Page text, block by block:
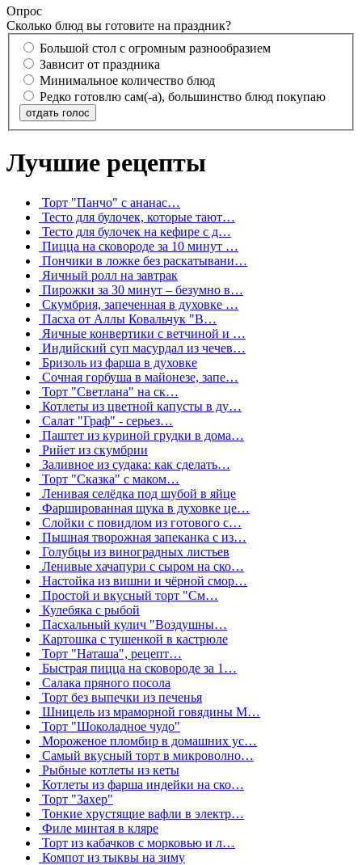
Опрос
Сколько блюд вы готовите на праздник?
Большой стол с огромным разнообразием
Зависит от праздника
Минимальное количество блюд
Редко готовлю сам(-а), большинство блюд покупаю
отдать голос
Лучшие рецепты
Торт "Панчо" с ананас…
Тесто для булочек, которые тают…
Тесто для булочек на кефире с д…
Пицца на сковороде за 10 минут …
Пончики в ложке без раскатывани…
Яичный ролл на завтрак
Пирожки за 30 минут – безумно в…
Скумбрия, запеченная в духовке …
Пасха от Аллы Ковальчук "В…
Яичные конвертики с ветчиной и …
Индийский суп масурдал из чечев…
Бризоль из фарша в духовке
Сочная горбуша в майонезе, запе…
Торт "Светлана" на ск…
Котлеты из цветной капусты в ду…
Салат "Граф" - серьез…
Паштет из куриной грудки в дома…
Рийет из скумбрии
Заливное из судака: как сделать…
Торт "Сказка" с маком…
Ленивая селёдка под шубой в яйце
Фаршированная щука в духовке це…
Слойки с повидлом из готового с…
Пышная творожная запеканка с из…
Голубцы из виноградных листьев
Ленивые хачапури с сыром на ско…
Настойка из вишни и чёрной смор…
Простой и вкусный торт "См…
Кулебяка с рыбой
Пасхальный кулич "Воздушны…
Картошка с тушенкой в кастрюле
Торт "Наташа", рецепт…
Быстрая пицца на сковороде за 1…
Салака пряного посола
Торт без выпечки из печенья
Шницель из мраморной говядины М…
Торт "Шоколадное чудо"
Мороженое пломбир в домашних ус…
Самый вкусный торт в микроволно…
Рыбные котлеты из кеты
Котлеты из фарша индейки на ско…
Торт "Захер"
Тонкие хрустящие вафли в электр…
Филе минтая в кляре
Торт из кабачков с морковью и л…
Компот из тыквы на зиму